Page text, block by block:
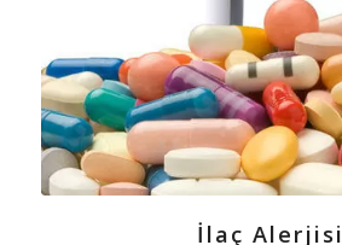
İlaç Alerjisi